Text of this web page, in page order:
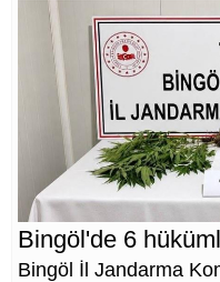
Bingöl'de 6
Bingöl İl Jandarma